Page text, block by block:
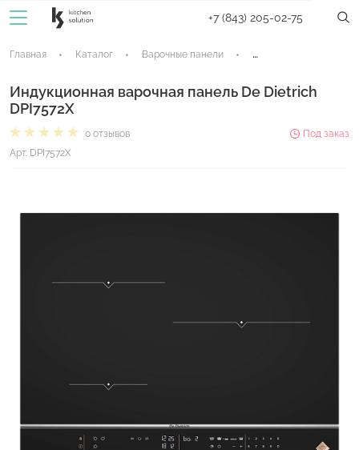
+7 (843) 205-02-75
Главная Каталог Варочные панели Индукционные панели
Индукционная варочная панель De Dietrich
DPI7572X
0 отзывов
Под заказ
Арт. DPI7572X